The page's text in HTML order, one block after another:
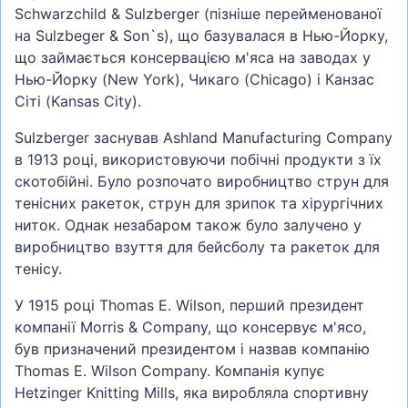
Schwarzchild & Sulzberger (пізніше перейменованої
на Sulzbeger & Son`s), що базувалася в Нью-Йорку,
що займається консервацією м'яса на заводах у
Нью-Йорку (New York), Чикаго (Chicago) і Канзас
Сіті (Kansas City).
Sulzberger заснував Ashland Manufacturing Company
в 1913 році, використовуючи побічні продукти з їх
скотобійні. Було розпочато виробництво струн для
тенісних ракеток, струн для зрипок та хірургічних
ниток. Однак незабаром також було залучено у
виробництво взуття для бейсболу та ракеток для
тенісу.
У 1915 році Thomas E. Wilson, перший президент
компанії Morris & Company, що консервує м'ясо,
був призначений президентом і назвав компанію
Thomas E. Wilson Company. Компанія купує
Hetzinger Knitting Mills, яка виробляла спортивну